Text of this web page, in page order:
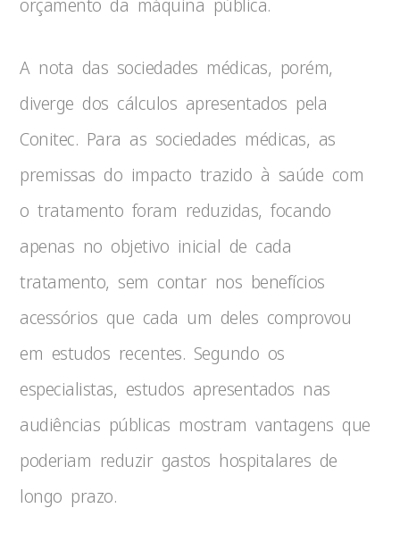
orçamento da máquina pública.
A nota das sociedades médicas, porém,
diverge dos cálculos apresentados pela
Conitec. Para as sociedades médicas, as
premissas do impacto trazido à saúde com
o tratamento foram reduzidas, focando
apenas no objetivo inicial de cada
tratamento, sem contar nos benefícios
acessórios que cada um deles comprovou
em estudos recentes. Segundo os
especialistas, estudos apresentados nas
audiências públicas mostram vantagens que
poderiam reduzir gastos hospitalares de
longo prazo.